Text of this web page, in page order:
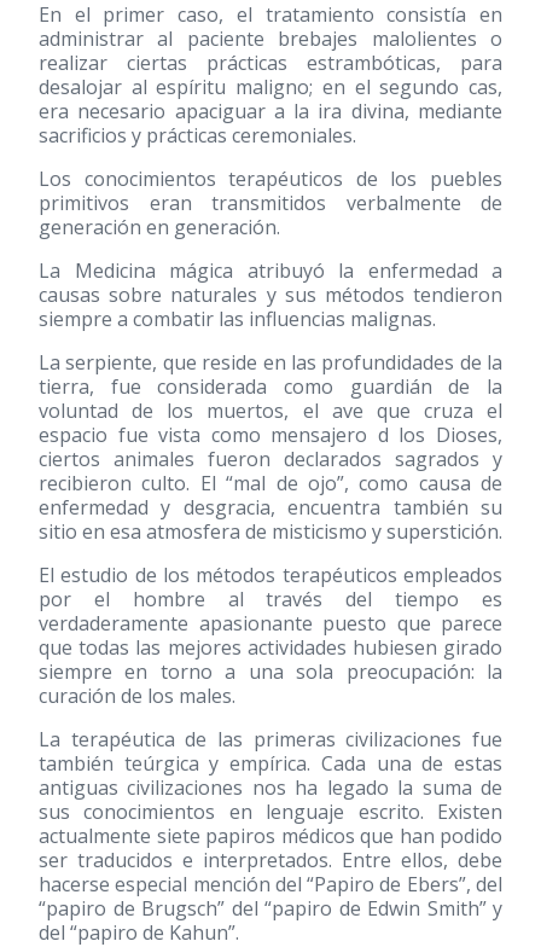
En el primer caso, el tratamiento consistía en
administrar al paciente brebajes malolientes o
realizar ciertas prácticas estrambóticas, para
desalojar al espíritu maligno; en el segundo cas,
era necesario apaciguar a la ira divina, mediante
sacrificios y prácticas ceremoniales.
Los conocimientos terapéuticos de los puebles
primitivos eran transmitidos verbalmente de
generación en generación.
La Medicina mágica atribuyó la enfermedad a
causas sobre naturales y sus métodos tendieron
siempre a combatir las influencias malignas.
La serpiente, que reside en las profundidades de la
tierra, fue considerada como guardián de la
voluntad de los muertos, el ave que cruza el
espacio fue vista como mensajero d los Dioses,
ciertos animales fueron declarados sagrados y
recibieron culto. El “mal de ojo”, como causa de
enfermedad y desgracia, encuentra también su
sitio en esa atmosfera de misticismo y superstición.
El estudio de los métodos terapéuticos empleados
por el hombre al través del tiempo es
verdaderamente apasionante puesto que parece
que todas las mejores actividades hubiesen girado
siempre en torno a una sola preocupación: la
curación de los males.
La terapéutica de las primeras civilizaciones fue
también teúrgica y empírica. Cada una de estas
antiguas civilizaciones nos ha legado la suma de
sus conocimientos en lenguaje escrito. Existen
actualmente siete papiros médicos que han podido
ser traducidos e interpretados. Entre ellos, debe
hacerse especial mención del “Papiro de Ebers”, del
“papiro de Brugsch” del “papiro de Edwin Smith” y
del “papiro de Kahun”.